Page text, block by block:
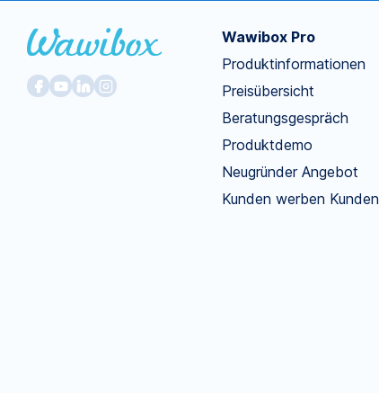
Wawibox Pro
Produktinformationen
Preisübersicht
Beratungsgespräch
Produktdemo
Neugründer Angebot
Kunden werben Kunden